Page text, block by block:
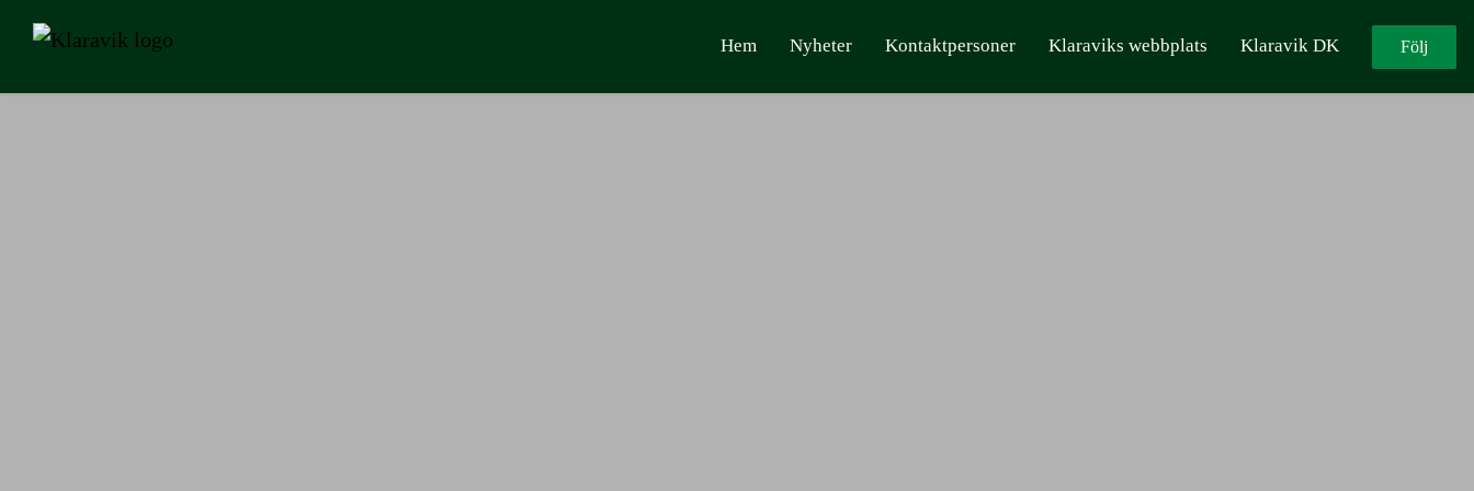
Hem Nyheter Kontaktpersoner Klaraviks webbplats Klaravik DK Följ